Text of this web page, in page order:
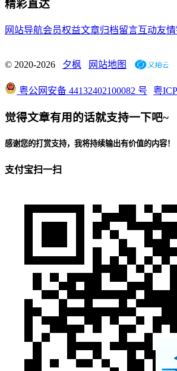
精彩直达
网站导航会员权益文章归档留言互动友
© 2020-2026 夕枫 网站地图
粤公网安备 44132402100082 号 粤
觉得文章有用的话就支持一下吧~
感谢您的打赏支持，我将持续输出有价值的内容！
支付宝扫一扫